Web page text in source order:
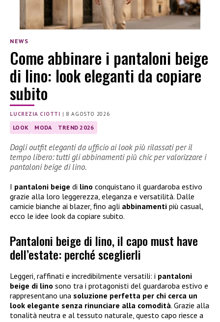
NEWS
Come abbinare i pantaloni beige
di lino: look eleganti da copiare
subito
LUCREZIA CIOTTI | 8 AGOSTO 2026
LOOK MODA TREND 2026
Dagli outfit eleganti da ufficio ai look più rilassati per il
tempo libero: tutti gli abbinamenti più chic per valorizzare i
pantaloni beige di lino.
I pantaloni beige di lino conquistano il guardaroba estivo
grazie alla loro leggerezza, eleganza e versatilità. Dalle
camicie bianche ai blazer, fino agli abbinamenti più casual,
ecco le idee look da copiare subito.
Pantaloni beige di lino, il capo must have
dell’estate: perché sceglierli
Leggeri, raffinati e incredibilmente versatili: i pantaloni
beige di lino sono tra i protagonisti del guardaroba estivo e
rappresentano una soluzione perfetta per chi cerca un
look elegante senza rinunciare alla comodità. Grazie alla
tonalità neutra e al tessuto naturale, questo capo riesce a